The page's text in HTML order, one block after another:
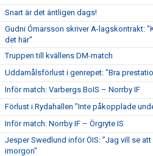
Snart är det äntligen dags!
Gudni Ómarsson skriver A-lagskontrakt:
det här"
Truppen till kvällens DM-match
Uddamålsförlust i genrepet: "Bra
Inför match: Varbergs BoIS – Norrby IF
Förlust i Rydahallen "Inte påkopplade
Inför match: Norrby IF – Örgryte IS
Jesper Swedlund inför ÖIS: ”Jag vill se
imorgon"